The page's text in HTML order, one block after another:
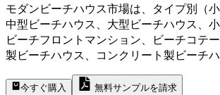
モダンビーチハウス市場は、タイプ別（小
中型ビーチハウス、大型ビーチハウス、小
ビーチフロントマンション、ビーチコテ
製ビーチハウス、コンクリート製ビーチハ
今すぐ購入 無料サンプルを請求